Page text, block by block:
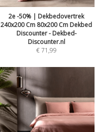
2e -50% | Dekbedovertrek
240x200 Cm 80x200 Cm Dekbed
Discounter - Dekbed-
Discounter.nl
€71,99